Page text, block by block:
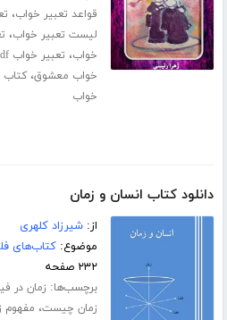
قواعد تعبیر خواب،
لیست تعبیر خواب،
خواب، تعبیر خواب pdf
خواب معشوق،کتاب
خواب
دانلود کتاب انسان و زمان
از:شیرزاد کلهری
موضوع:کتاب‌های
۲۳۲ صفحه
برچسب‌ها: زمان در
زمان چیست، مفهوم